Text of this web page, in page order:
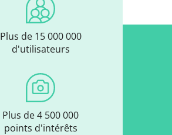
Plus de 15 000 000
d'utilisateurs
Plus de 4 500 000
points d'intérêts